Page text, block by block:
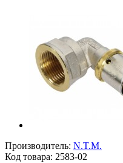
Производитель: N.T.M.
Код товара: 2583-02